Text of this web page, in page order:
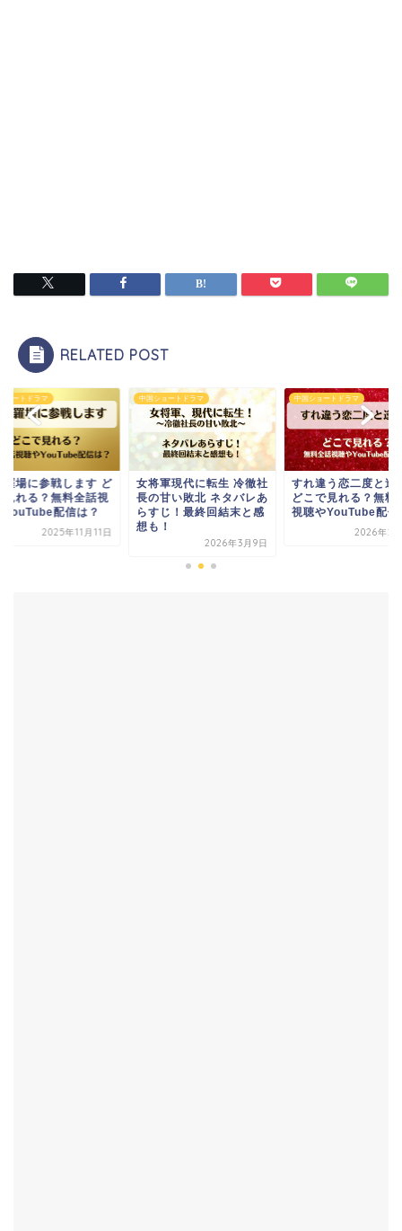
RELATED POST
ョートドラマ
軍現代に転生 冷徹社
甘い敗北 ネタバレあ
じ！最終回結末と感
中国ショートドラマ
すれ違う恋二度と逢えず
どこで見れる？無料全話
視聴やYouTube配信は？
中国ショートドラマ
姑修羅場に参戦しま
こで見れる？無料全
聴やYouTube配信は
2025年11